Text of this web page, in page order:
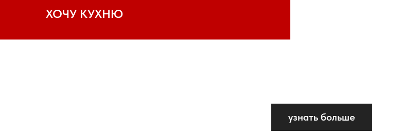
ХОЧУ КУХНЮ
узнать больше